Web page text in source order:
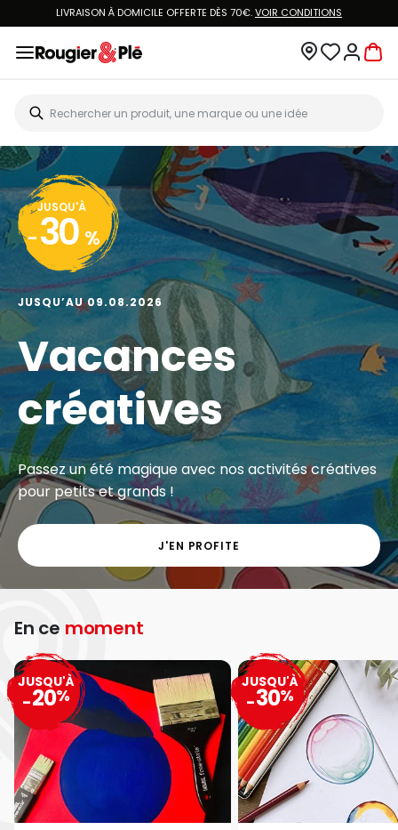
LIVRAISON À DOMICILE OFFERTE DÈS 70€.VOIR CONDITIONS
JUSQU'À
- 30 %
JUSQU’AU 09.08.2026
Vacances
créatives
Passez un été magique avec nos activités créatives
pour petits et grands !
J'EN PROFITE
En ce moment
JUSQU'À
-20%
JUSQU'À
-30%